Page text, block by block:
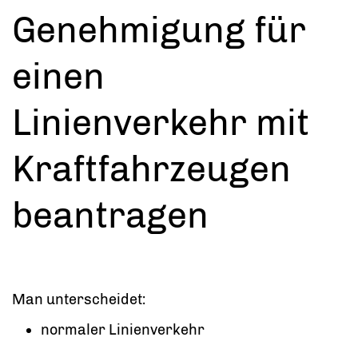
Genehmigung für
einen
Linienverkehr mit
Kraftfahrzeugen
beantragen
Man unterscheidet:
normaler Linienverkehr